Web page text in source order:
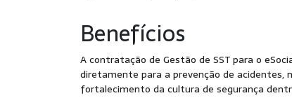
Benefícios
A contratação de Gestão de SST para o
diretamente para a prevenção de acidentes,
fortalecimento da cultura de segurança